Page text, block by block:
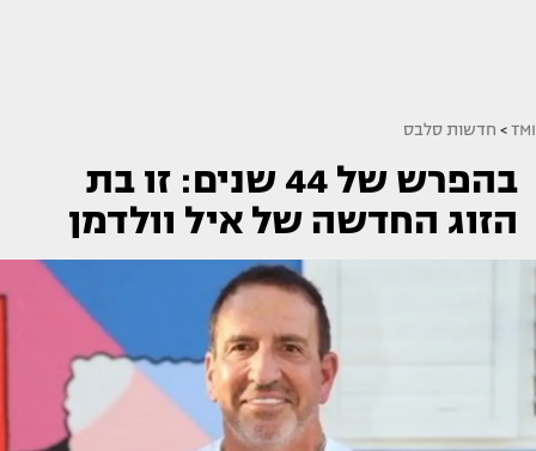
TMI
> חדשות סלבס
בהפרש של 44 שנים: זו בת
הזוג החדשה של איל וולדמן